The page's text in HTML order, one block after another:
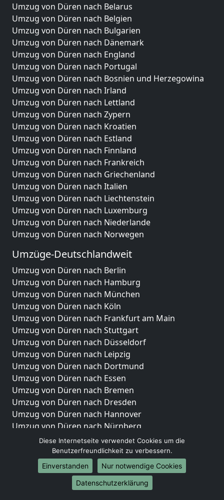
Umzug von Düren nach Belarus
Umzug von Düren nach Belgien
Umzug von Düren nach Bulgarien
Umzug von Düren nach Dänemark
Umzug von Düren nach England
Umzug von Düren nach Portugal
Umzug von Düren nach Bosnien und Herzegowina
Umzug von Düren nach Irland
Umzug von Düren nach Lettland
Umzug von Düren nach Zypern
Umzug von Düren nach Kroatien
Umzug von Düren nach Estland
Umzug von Düren nach Finnland
Umzug von Düren nach Frankreich
Umzug von Düren nach Griechenland
Umzug von Düren nach Italien
Umzug von Düren nach Liechtenstein
Umzug von Düren nach Luxemburg
Umzug von Düren nach Niederlande
Umzug von Düren nach Norwegen
Umzüge-Deutschlandweit
Umzug von Düren nach Berlin
Umzug von Düren nach Hamburg
Umzug von Düren nach München
Umzug von Düren nach Köln
Umzug von Düren nach Frankfurt am Main
Umzug von Düren nach Stuttgart
Umzug von Düren nach Düsseldorf
Umzug von Düren nach Leipzig
Umzug von Düren nach Dortmund
Umzug von Düren nach Essen
Umzug von Düren nach Bremen
Umzug von Düren nach Dresden
Umzug von Düren nach Hannover
Umzug von Düren nach Nürnberg
Umzug von Düren nach Duisburg
Umzug von Düren nach Bochum
Umzug von Düren nach Wuppertal
Umzug von Düren nach Bielefeld
Umzug von Düren nach Bonn
Diese Internetseite verwendet Cookies um die
Benutzerfreundlichkeit zu verbessern.
Einverstanden
Nur notwendige Cookies
Datenschutzerklärung